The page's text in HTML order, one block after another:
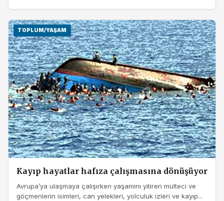
TOPLUM/YAŞAM
Kayıp hayatlar hafıza çalışmasına dönüşüyor
Avrupa’ya ulaşmaya çalışırken yaşamını yitiren mülteci ve
göçmenlerin isimleri, can yelekleri, yolculuk izleri ve kayıp...